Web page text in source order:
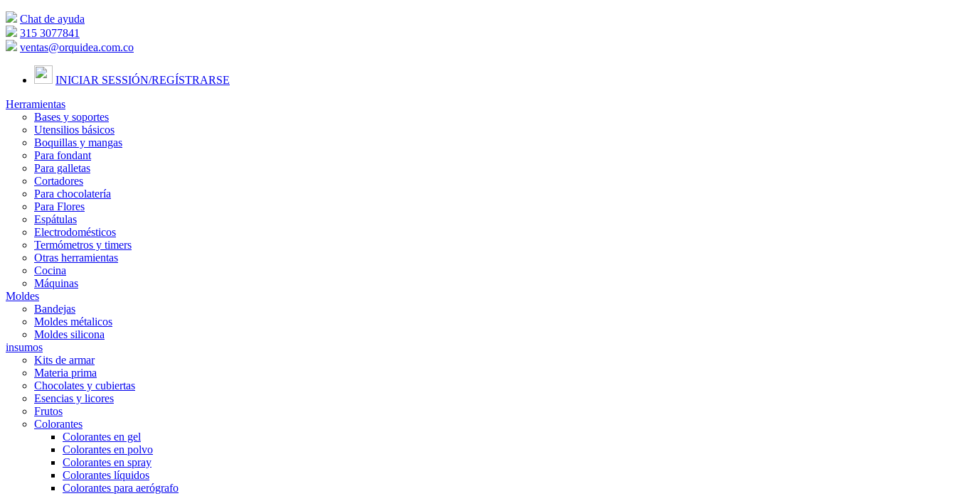
Chat de ayuda
315 3077841
ventas@orquidea.com.co
INICIAR SESSIÓN/REGÍSTRARSE
Herramientas
Bases y soportes
Utensilios básicos
Boquillas y mangas
Para fondant
Para galletas
Cortadores
Para chocolatería
Para Flores
Espátulas
Electrodomésticos
Termómetros y timers
Otras herramientas
Cocina
Máquinas
Moldes
Bandejas
Moldes métalicos
Moldes silicona
insumos
Kits de armar
Materia prima
Chocolates y cubiertas
Esencias y licores
Frutos
Colorantes
Colorantes en gel
Colorantes en polvo
Colorantes en spray
Colorantes líquidos
Colorantes para aerógrafo